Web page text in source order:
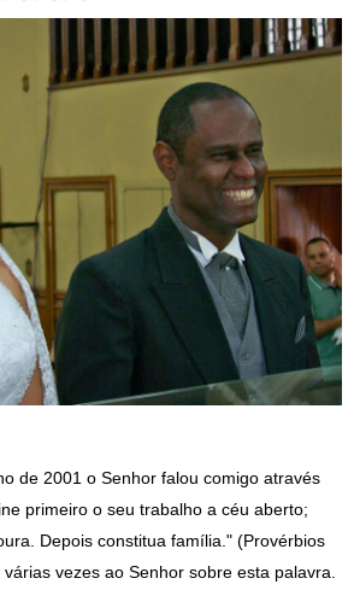
de 2001 o Senhor falou comigo através
primeiro o seu trabalho a céu aberto;
Depois constitua família." (Provérbios
vezes ao Senhor sobre esta palavra.